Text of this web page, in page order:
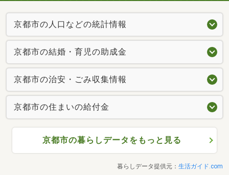
京都市の人口などの統計情報
京都市の結婚・育児の助成金
京都市の治安・ごみ収集情報
京都市の住まいの給付金
京都市の暮らしデータをもっと見る
暮らしデータ提供元： 生活ガイド.com